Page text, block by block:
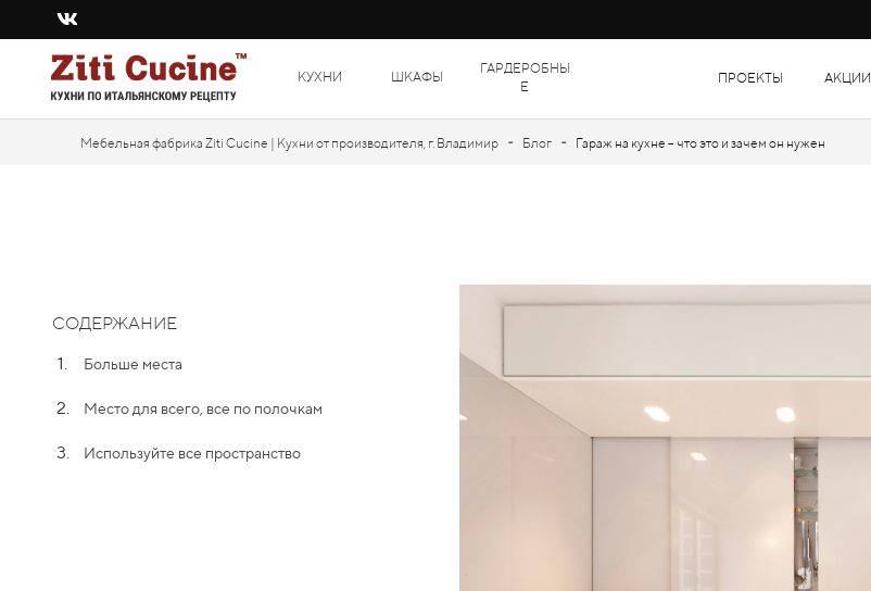
КУХНИ ШКАФЫ
ГАРДЕРОБНЫ
Е
ПРОЕКТЫ АКЦИИ
Мебельная фабрика Ziti Cucine | Кухни от производителя, г. Владимир - Блог - Гараж на кухне – что это и зачем он нужен
СОДЕРЖАНИЕ
1.
Больше места
2. Место для всего, все по полочкам
3. Используйте все пространство